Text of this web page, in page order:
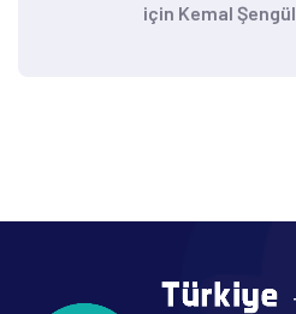
için Kemal Şengül